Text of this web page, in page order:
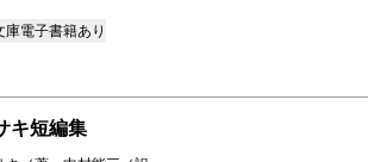
庫電子書籍あり
キ短編集